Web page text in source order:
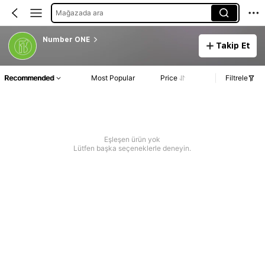
Mağazada ara
Number ONE
Takip Et
Recommended Most Popular Price Filtrele
Eşleşen ürün yok
Lütfen başka seçeneklerle deneyin.